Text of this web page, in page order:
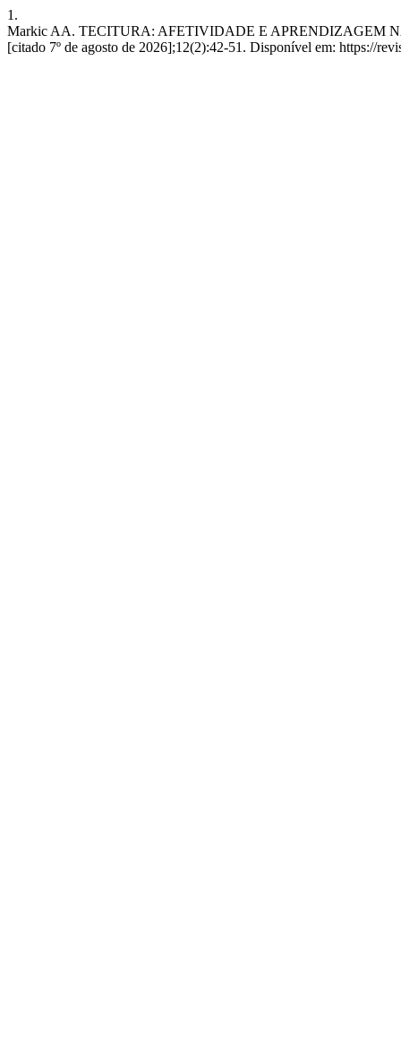
1.
Markic AA. TECITURA: AFETIVIDADE E APRENDIZAGEM
[citado 7º de agosto de 2026];12(2):42-51. Disponível em: https://